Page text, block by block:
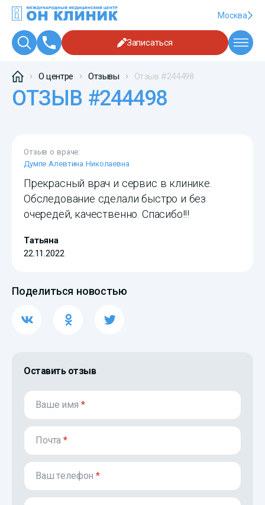
Москва
Записаться
О центре Отзывы Отзыв #244498
ОТЗЫВ #244498
Отзыв о враче:
Думпе Алевтина Николаевна
Прекрасный врач и сервис в клинике.
Обследование сделали быстро и без
очередей, качественно. Спасибо!!!
Татьяна
22.11.2022
Поделиться новостью
Оставить отзыв
Ваше имя *
Почта*
Ваш телефон*